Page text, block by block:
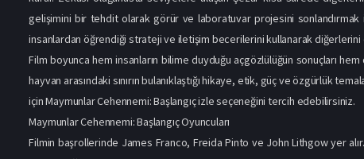
gelişimini bir tehdit olarak görür ve laboratuvar projesini
insanlardan öğrendiği strateji ve iletişim becerilerini kullanarak
Film boyunca hem insanların bilime duyduğu açgözlülüğün sonuçları hem
hayvan arasındaki sınırın bulanıklaştığı hikaye, etik, güç ve özgürlük
için Maymunlar Cehennemi: Başlangıç izle seçeneğini tercih edebilirsiniz.
Maymunlar Cehennemi: Başlangıç Oyuncuları
Filmin başrollerinde James Franco, Freida Pinto ve John Lithgow yer